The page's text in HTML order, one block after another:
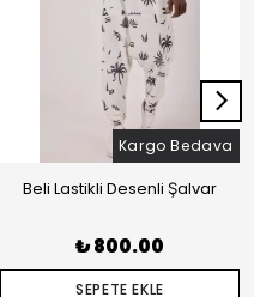
Kargo Bedava
Beli Lastikli Desenli Şalvar
₺ 800.00
SEPETE EKLE